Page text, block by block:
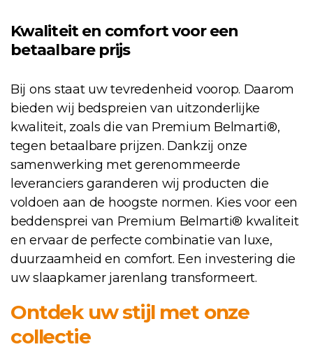
Kwaliteit en comfort voor een
betaalbare prijs
Bij ons staat uw tevredenheid voorop. Daarom
bieden wij bedspreien van uitzonderlijke
kwaliteit, zoals die van Premium Belmarti®,
tegen betaalbare prijzen. Dankzij onze
samenwerking met gerenommeerde
leveranciers garanderen wij producten die
voldoen aan de hoogste normen. Kies voor een
beddensprei van Premium Belmarti® kwaliteit
en ervaar de perfecte combinatie van luxe,
duurzaamheid en comfort. Een investering die
uw slaapkamer jarenlang transformeert.
Ontdek uw stijl met onze
collectie